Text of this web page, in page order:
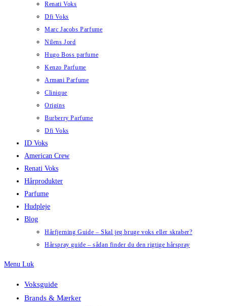
Renati Voks
Dfi Voks
Marc Jacobs Parfume
Nilens Jord
Hugo Boss parfume
Kenzo Parfume
Armani Parfume
Clinique
Origins
Burberry Parfume
Dfi Voks
ID Voks
American Crew
Renati Voks
Hårprodukter
Parfume
Hudpleje
Blog
Hårfjerning Guide – Skal jeg bruge voks eller skraber?
Hårspray guide – sådan finder du den rigtige hårspray
Menu Luk
Voksguide
Brands & Mærker